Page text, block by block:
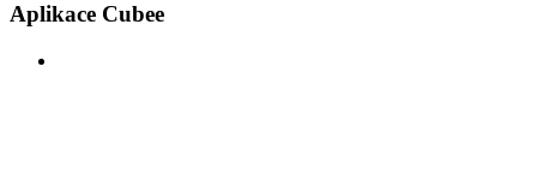
Aplikace Cubee